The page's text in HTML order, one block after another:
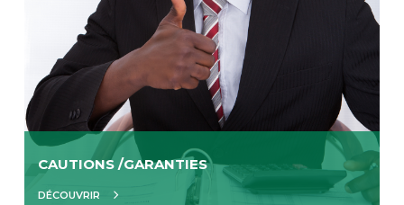
CAUTIONS /GARANTIES
DÉCOUVRIR